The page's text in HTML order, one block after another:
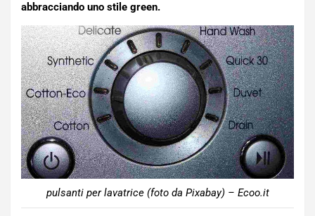
abbracciando uno stile green.
pulsanti per lavatrice (foto da Pixabay) – Ecoo.it